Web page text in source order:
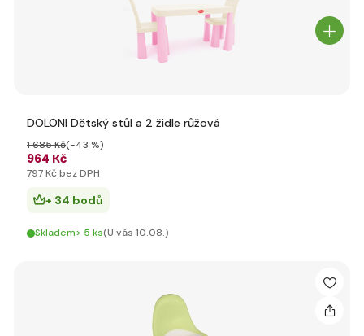
DOLONI Dětský stůl a 2 židle růžová
964 Kč
1 685 Kč(-43 %)
797 Kč bez DPH
+ 34 bodů
Skladem> 5 ks(U vás 10.08.)